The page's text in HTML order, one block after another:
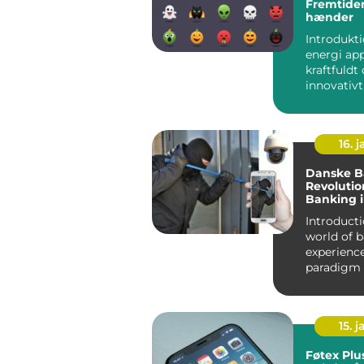
hænder
energi
kraftfuldt
mulighed
16.
Danske
Banking
Introduction:
world of
technol...
15.
Føtex